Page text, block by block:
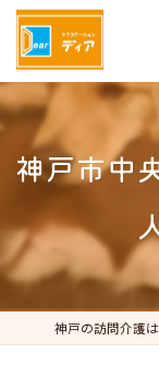
神戸市中